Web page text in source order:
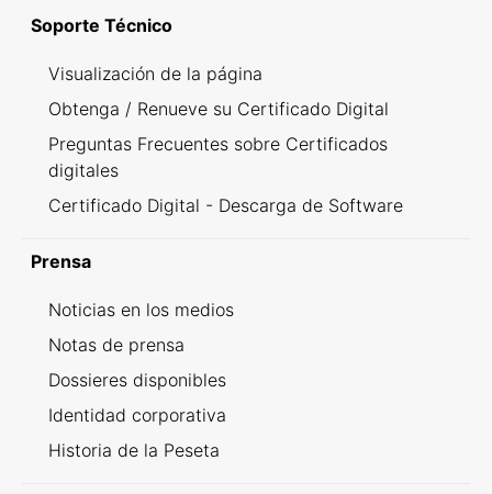
Soporte Técnico
Visualización de la página
Obtenga / Renueve su Certificado Digital
Preguntas Frecuentes sobre Certificados
digitales
Certificado Digital - Descarga de Software
Prensa
Noticias en los medios
Notas de prensa
Dossieres disponibles
Identidad corporativa
Historia de la Peseta